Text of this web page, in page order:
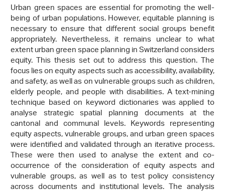
Urban green spaces are essential for promoting the well-
being of urban populations. However, equitable planning is
necessary to ensure that different social groups benefit
appropriately. Nevertheless, it remains unclear to what
extent urban green space planning in Switzerland considers
equity. This thesis set out to address this question. The
focus lies on equity aspects such as accessibility, availability,
and safety, as well as on vulnerable groups such as children,
elderly people, and people with disabilities. A text-mining
technique based on keyword dictionaries was applied to
analyse strategic spatial planning documents at the
cantonal and communal levels. Keywords representing
equity aspects, vulnerable groups, and urban green spaces
were identified and validated through an iterative process.
These were then used to analyse the extent and co-
occurrence of the consideration of equity aspects and
vulnerable groups, as well as to test policy consistency
across documents and institutional levels. The analysis